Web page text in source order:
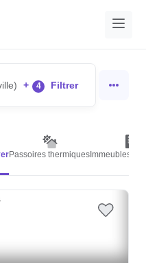
+ 4 Filtrer
Passoires thermiques Immeubles de